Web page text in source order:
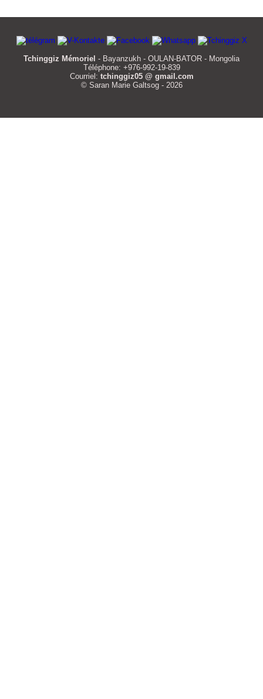
Tchinggiz Mémoriel - Bayanzukh - OULAN-BATOR - Mongolia
Téléphone: +976-992-19-839
Courriel: tchinggiz05 @ gmail.com
© Saran Marie Galtsog - 2026